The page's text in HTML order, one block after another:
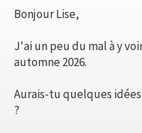
Bonjour Lise,
J'ai un peu du mal à y
automne 2026.
Aurais-tu quelques
?